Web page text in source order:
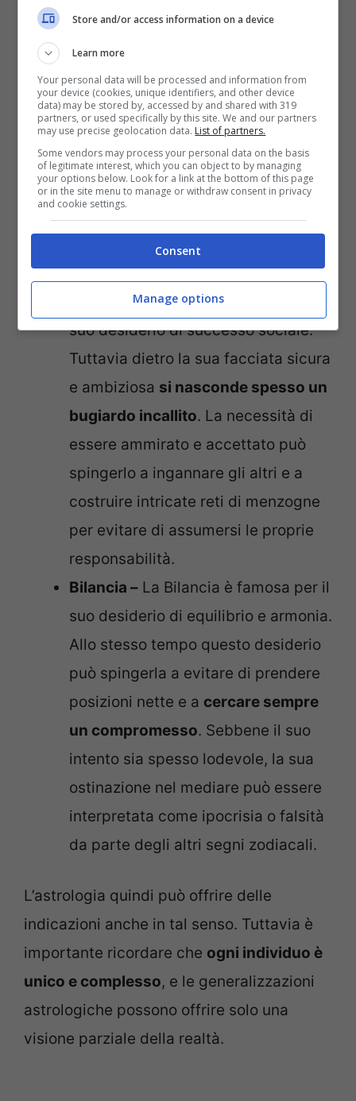
ingenua come potrebbe sembrare
indirizzata verso il successo e il
benessere materiale, obiettivi che
possono influenzare il suo
comportamento. Sebbene non ami
gli scontri diretti, la Vergine può
indossare una maschera di distacco
e tranquillità per evitare confronti.
Ariete –L’Ariete, segno di fuoco, è
noto per la sua determinazione e il
suo desiderio di successo sociale.
Tuttavia dietro la sua facciata sicura
e ambiziosa si nasconde spesso un
bugiardo incallito. La necessità di
essere ammirato e accettato può
spingerlo a ingannare gli altri e a
costruire intricate reti di menzogne
per evitare di assumersi le proprie
responsabilità.
Bilancia – La Bilancia è famosa per il
suo desiderio di equilibrio e armonia.
Allo stesso tempo questo desiderio
può spingerla a evitare di prendere
posizioni nette e a cercare sempre
un compromesso. Sebbene il suo
intento sia spesso lodevole, la sua
ostinazione nel mediare può essere
interpretata come ipocrisia o falsità
da parte degli altri segni zodiacali.
L’astrologia quindi può offrire delle
indicazioni anche in tal senso. Tuttavia è
importante ricordare che ogni individuo è
unico e complesso, e le generalizzazioni
astrologiche possono offrire solo una
visione parziale della realtà.
Store and/or access information on a device
Learn more
Your personal data will be processed and information from
your device (cookies, unique identifiers, and other device
data) may be stored by, accessed by and shared with 319
partners, or used specifically by this site. We and our partners
may use precise geolocation data. List of partners.
Some vendors may process your personal data on the basis
of legitimate interest, which you can object to by managing
your options below. Look for a link at the bottom of this page
or in the site menu to manage or withdraw consent in privacy
and cookie settings.
Consent
Manage options